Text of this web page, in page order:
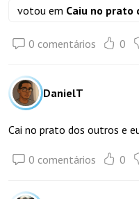
votou em Caiu no prato
0 comentários 0
DanielT
Cai no prato dos outros e
0 comentários 0